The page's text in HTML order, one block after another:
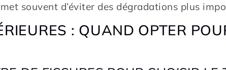
souvent d’éviter des dégradations plus
: QUAND OPTER